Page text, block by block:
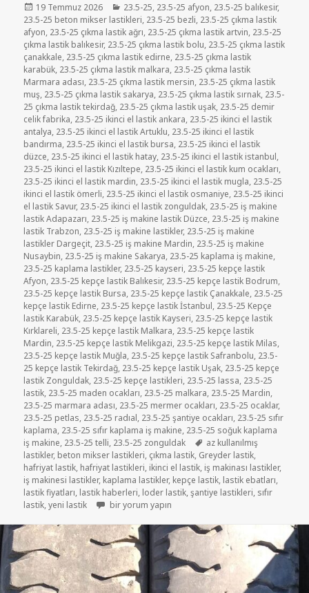
Yayın
tarihi
19 Temmuz 2026 Kategoriler
23.5-25, 23.5-25 afyon, 23.5-25 balıkesir,
23.5-25 beton mikser lastikleri, 23.5-25 bezli, 23.5-25 çıkma lastik
afyon, 23.5-25 çıkma lastik ağrı, 23.5-25 çıkma lastik artvin, 23.5-25
çıkma lastik balıkesir, 23.5-25 çıkma lastik bolu, 23.5-25 çıkma lastik
çanakkale, 23.5-25 çıkma lastik edirne, 23.5-25 çıkma lastik
karabük, 23.5-25 çıkma lastik malkara, 23.5-25 çıkma lastik
Marmara adası, 23.5-25 çıkma lastik mersin, 23.5-25 çıkma lastik
muş, 23.5-25 çıkma lastik sakarya, 23.5-25 çıkma lastik sırnak, 23.5-
25 çıkma lastik tekirdağ, 23.5-25 çıkma lastik uşak, 23.5-25 demir
celik fabrika, 23.5-25 ikinci el lastik ankara, 23.5-25 ikinci el lastik
antalya, 23.5-25 ikinci el lastik Artuklu, 23.5-25 ikinci el lastik
bandırma, 23.5-25 ikinci el lastik bursa, 23.5-25 ikinci el lastik
düzce, 23.5-25 ikinci el lastik hatay, 23.5-25 ikinci el lastik istanbul,
23.5-25 ikinci el lastik Kızıltepe, 23.5-25 ikinci el lastik kum ocakları,
23.5-25 ikinci el lastik mardin, 23.5-25 ikinci el lastik mugla, 23.5-25
ikinci el lastik ömerli, 23.5-25 ikinci el lastik osmaniye, 23.5-25 ikinci
el lastik Savur, 23.5-25 ikinci el lastik zonguldak, 23.5-25 iş makine
lastik Adapazarı, 23.5-25 iş makine lastik Düzce, 23.5-25 iş makine
lastik Trabzon, 23.5-25 iş makine lastikler, 23.5-25 iş makine
lastikler Dargeçit, 23.5-25 iş makine Mardin, 23.5-25 iş makine
Nusaybin, 23.5-25 iş makine Sakarya, 23.5-25 kaplama iş makine,
23.5-25 kaplama lastikler, 23.5-25 kayseri, 23.5-25 kepçe lastik
Afyon, 23.5-25 kepçe lastik Balıkesir, 23.5-25 kepçe lastik Bodrum,
23.5-25 kepçe lastik Bursa, 23.5-25 kepçe lastik Çanakkale, 23.5-25
kepçe lastik Edirne, 23.5-25 kepçe lastik İstanbul, 23.5-25 Kepçe
lastik Karabük, 23.5-25 kepçe lastik Kayseri, 23.5-25 kepçe lastik
Kırklareli, 23.5-25 kepçe lastik Malkara, 23.5-25 kepçe lastik
Mardin, 23.5-25 kepçe lastik Melikgazi, 23.5-25 kepçe lastik Milas,
23.5-25 kepçe lastik Muğla, 23.5-25 kepçe lastik Safranbolu, 23.5-
25 kepçe lastik Tekirdağ, 23.5-25 kepçe lastik Uşak, 23.5-25 kepçe
lastik Zonguldak, 23.5-25 kepçe lastikleri, 23.5-25 lassa, 23.5-25
lastik, 23.5-25 maden ocakları, 23.5-25 malkara, 23.5-25 Mardin,
23.5-25 marmara adası, 23.5-25 mermer ocakları, 23.5-25 ocaklar,
23.5-25 petlas, 23.5-25 radıal, 23.5-25 şantiye ocakları, 23.5-25 sıfır
kaplama, 23.5-25 sıfır kaplama iş makine, 23.5-25 soğuk kaplama
iş makine, 23.5-25 telli, 23.5-25 zonguldak Etiketler
az kullanılmış
lastikler, beton mikser lastikleri, çıkma lastik, Greyder lastik,
hafriyat lastik, hafriyat lastikleri, ikinci el lastik, iş makinası lastikler,
iş makinesi lastikler, kaplama lastikler, kepçe lastik, lastik ebatları,
lastik fiyatları, lastik haberleri, loder lastik,şantiye lastikleri, sıfır
lastik,yeni lastik 23.5-25 SATILIK İKİNCİ EL ÇIKMA LODER LASTİKLER
bir yorum yapın